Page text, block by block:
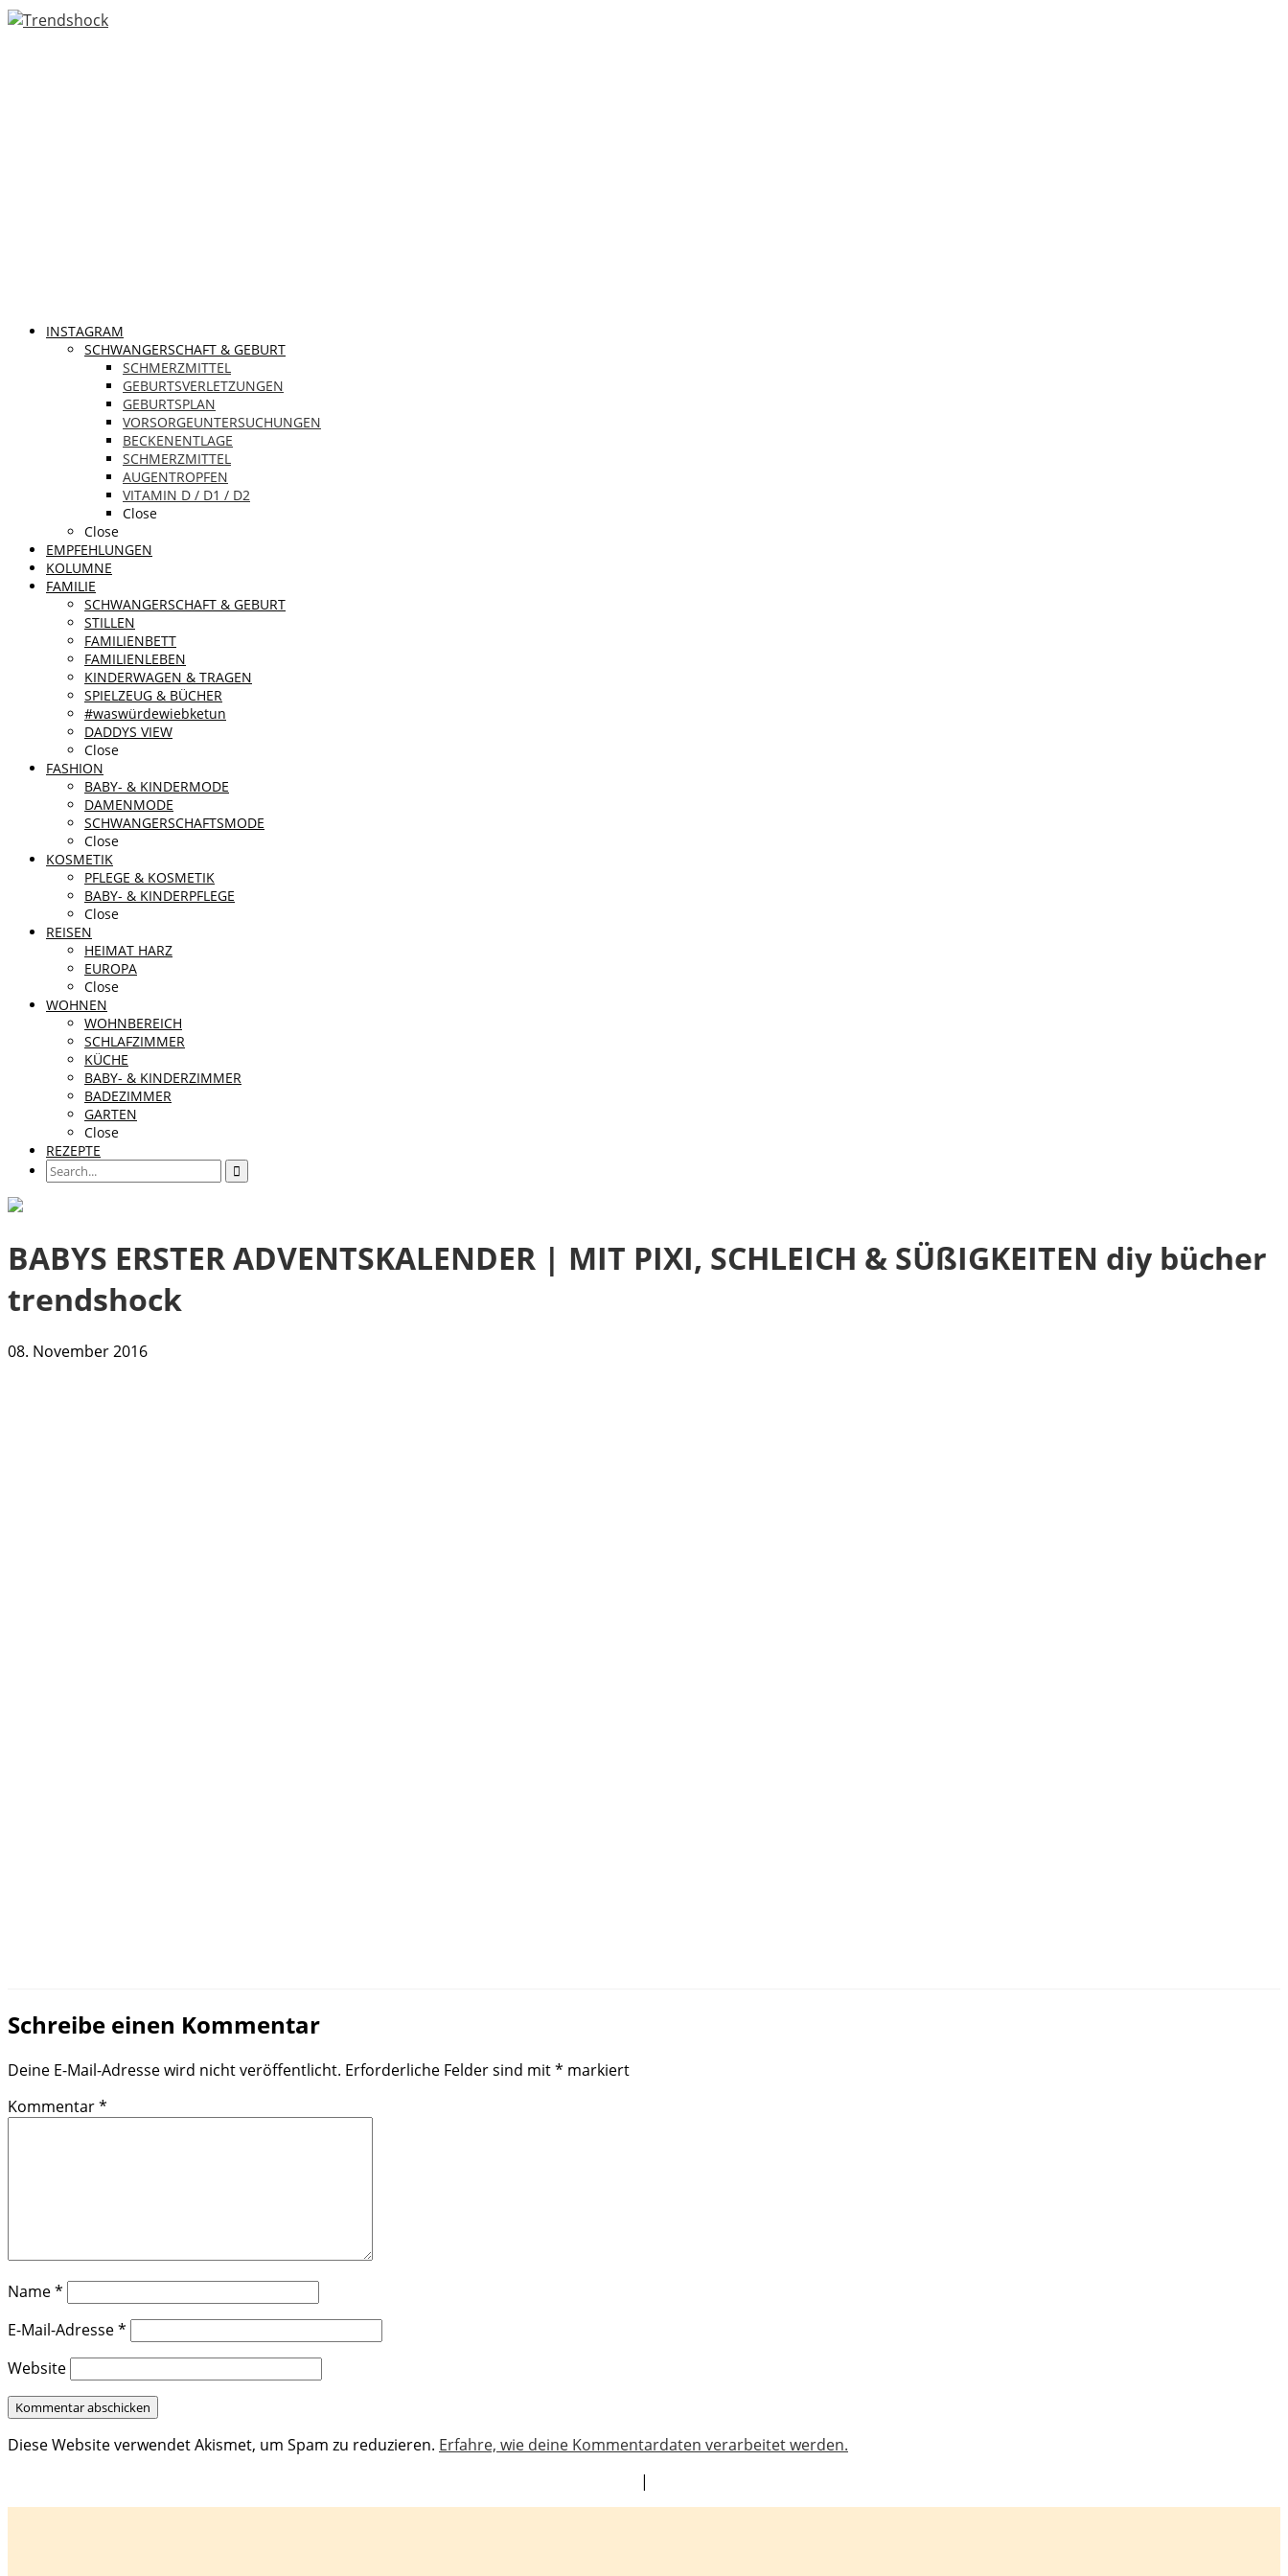
INSTAGRAM
SCHWANGERSCHAFT & GEBURT
SCHMERZMITTEL
GEBURTSVERLETZUNGEN
GEBURTSPLAN
VORSORGEUNTERSUCHUNGEN
BECKENENTLAGE
SCHMERZMITTEL
AUGENTROPFEN
VITAMIN D / D1 / D2
Close
Close
EMPFEHLUNGEN
KOLUMNE
FAMILIE
SCHWANGERSCHAFT & GEBURT
STILLEN
FAMILIENBETT
FAMILIENLEBEN
KINDERWAGEN & TRAGEN
SPIELZEUG & BÜCHER
#waswürdewiebketun
DADDYS VIEW
Close
FASHION
BABY- & KINDERMODE
DAMENMODE
SCHWANGERSCHAFTSMODE
Close
KOSMETIK
PFLEGE & KOSMETIK
BABY- & KINDERPFLEGE
Close
REISEN
HEIMAT HARZ
EUROPA
Close
WOHNEN
WOHNBEREICH
SCHLAFZIMMER
KÜCHE
BABY- & KINDERZIMMER
BADEZIMMER
GARTEN
Close
REZEPTE
BABYS ERSTER ADVENTSKALENDER | MIT PIXI, SCHLEICH & SÜßIGKEITEN diy bücher
trendshock
08. November 2016
Schreibe einen Kommentar
Deine E-Mail-Adresse wird nicht veröffentlicht. Erforderliche Felder sind mit* markiert
Kommentar*
Name*
E-Mail-Adresse*
Website
Diese Website verwendet Akismet, um Spam zu reduzieren. Erfahre, wie deine Kommentardaten verarbeitet werden.
|